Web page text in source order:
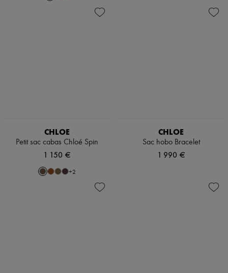
CHLOE
Petit sac cabas Chloé Spin
1 150 €
+2
CHLOE
Sac hobo Bracelet
1 990 €